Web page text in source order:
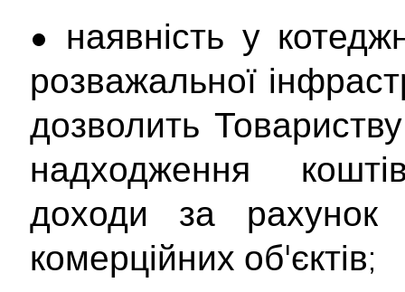
• наявність у
розважальної
дозволить
надходження
доходи за рахунок
комерційних об'єктів;